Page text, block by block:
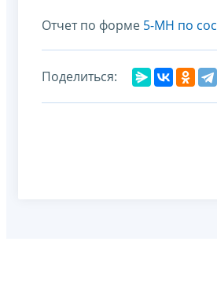
Отчет по форме 5-МН по
Поделиться: